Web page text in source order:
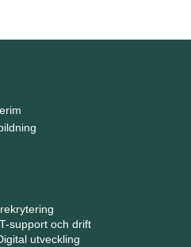
support och drift
utveckling